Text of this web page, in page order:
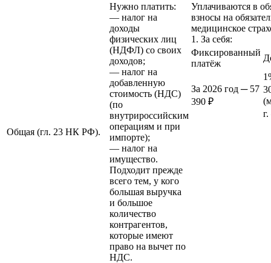
Общая (гл. 23 НК РФ).
Нужно платить:
— налог на
доходы
физических лиц
(НДФЛ) со своих
доходов;
— налог на
добавленную
стоимость (НДС)
(по
внутрироссийским
операциям и при
импорте);
— налог на
имущество.
Подходит прежде
всего тем, у кого
большая выручка
и большое
количество
контрагентов,
которые имеют
право на вычет по
НДС.
Уплачиваются в
взносы на
медицинское
1. За себя:
Фиксированный
платёж
За 2026 год ─ 57
390 ₽